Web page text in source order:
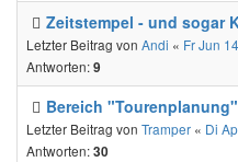
Zeitstempel - und sogar
Letzter Beitrag von Andi « Fr Jun
Antworten:9
Bereich
Letzter Beitrag von Tramper « Di
Antworten:30